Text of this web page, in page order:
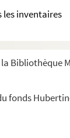
les inventaires
Bibliothèque
fonds
politique des
arabes
de la femme